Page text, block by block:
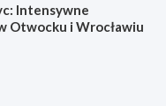
Intensywne
Otwocku i Wrocławiu